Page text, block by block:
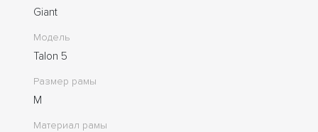
Giant
Модель
Talon 5
Размер рамы
M
Материал рамы